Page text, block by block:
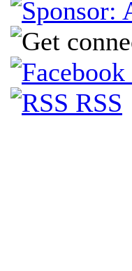
RSS